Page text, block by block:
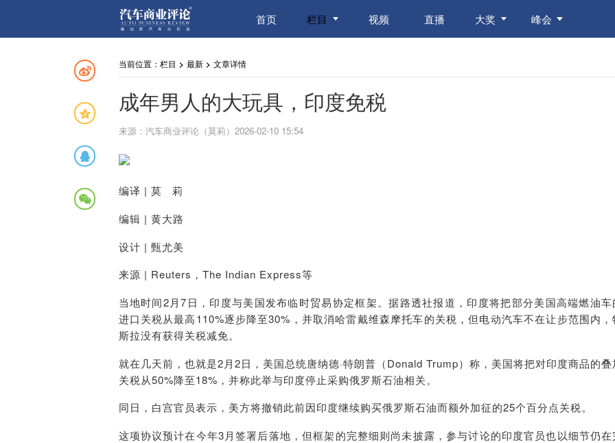
首页 栏目 视频 直播 大奖 峰会
当前位置： 栏目 > 最新 > 文章详情
成年男人的大玩具，印度免税
来源：汽车商业评论（莫莉）2026-02-10 15:54
编译 | 莫 莉
编辑 | 黄大路
设计 | 甄尤美
来源 | Reuters，The Indian Express等
当地时间2月7日，印度与美国发布临时贸易协定框架。据路透社报道，印度将把部分美国高端燃油车
进口关税从最高110%逐步降至30%，并取消哈雷戴维森摩托车的关税，但电动汽车不在让步范围内，
斯拉没有获得关税减免。
就在几天前，也就是2月2日，美国总统唐纳德·特朗普（Donald Trump）称，美国将把对印度商品的叠
关税从50%降至18%，并称此举与印度停止采购俄罗斯石油相关。
同日，白宫官员表示，美方将撤销此前因印度继续购买俄罗斯石油而额外加征的25个百分点关税。
这项协议预计在今年3月签署后落地，但框架的完整细则尚未披露，参与讨论的印度官员也以细节仍在